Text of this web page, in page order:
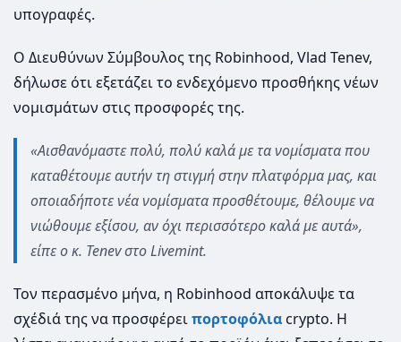
υπογραφές.
Ο Διευθύνων Σύμβουλος της Robinhood, Vlad Tenev,
δήλωσε ότι εξετάζει το ενδεχόμενο προσθήκης νέων
νομισμάτων στις προσφορές της.
«Αισθανόμαστε πολύ, πολύ καλά με τα νομίσματα που
καταθέτουμε αυτήν τη στιγμή στην πλατφόρμα μας, και
οποιαδήποτε νέα νομίσματα προσθέτουμε, θέλουμε να
νιώθουμε εξίσου, αν όχι περισσότερο καλά με αυτά»,
είπε ο κ. Tenev στο Livemint.
Τον περασμένο μήνα, η Robinhood αποκάλυψε τα
σχέδιά της να προσφέρειπορτοφόλιαcrypto. Η